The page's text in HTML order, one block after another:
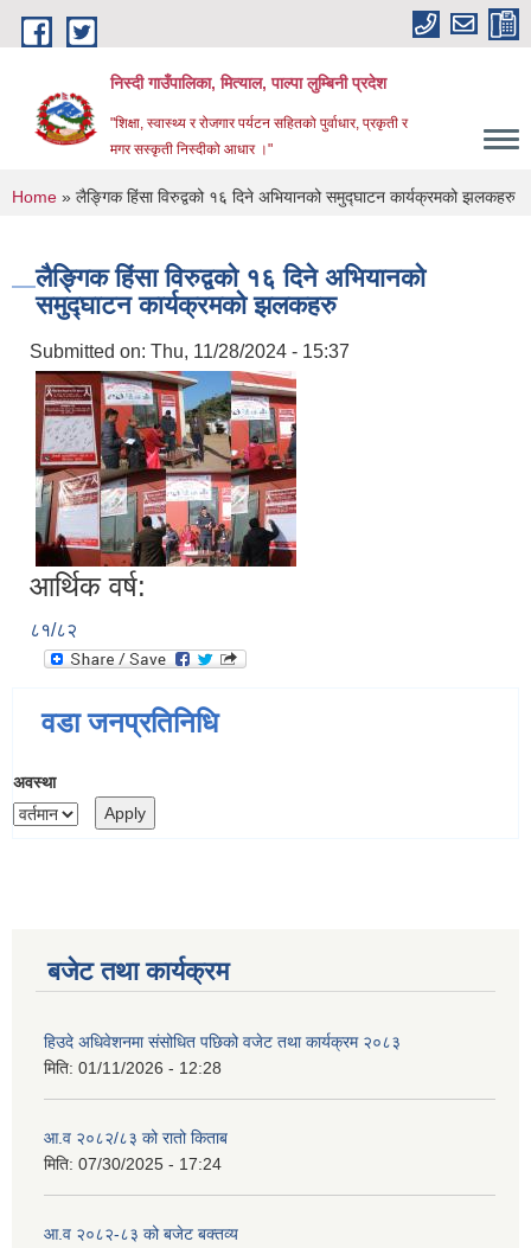
Skip to main content
निस्दी गाउँपालिका, मित्याल, पाल्पा लुम्बिनी प्रदेश
"शिक्षा, स्वास्थ्य र रोजगार पर्यटन सहितको पुर्वाधार, प्रकृती र
मगर सस्कृती निस्दीको आधार ।"
You are here
Home » लैङ्गिक हिंसा विरुद्वको १६ दिने अभियानको समुद्घाटन कार्यक्रमको झलकहरु
लैङ्गिक हिंसा विरुद्वको १६ दिने अभियानको
समुद्घाटन कार्यक्रमको झलकहरु
Submitted on: Thu, 11/28/2024 - 15:37
आर्थिक वर्ष:
८१/८२
वडा जनप्रतिनिधि
अवस्था
बजेट तथा कार्यक्रम
हिउदे अधिवेशनमा संसोधित पछिको वजेट तथा कार्यक्रम २०८३
मिति: 01/11/2026 - 12:28
आ.व २०८२/८३ को रातो किताब
मिति: 07/30/2025 - 17:24
आ.व २०८२-८३ को बजेट बक्तव्य